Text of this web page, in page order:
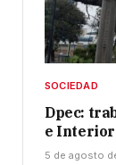
SOCIEDAD
Dpec:
e Interior
5 de agosto